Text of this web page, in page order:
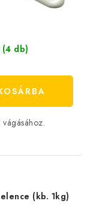
(4 db)
(kb. 1kg)